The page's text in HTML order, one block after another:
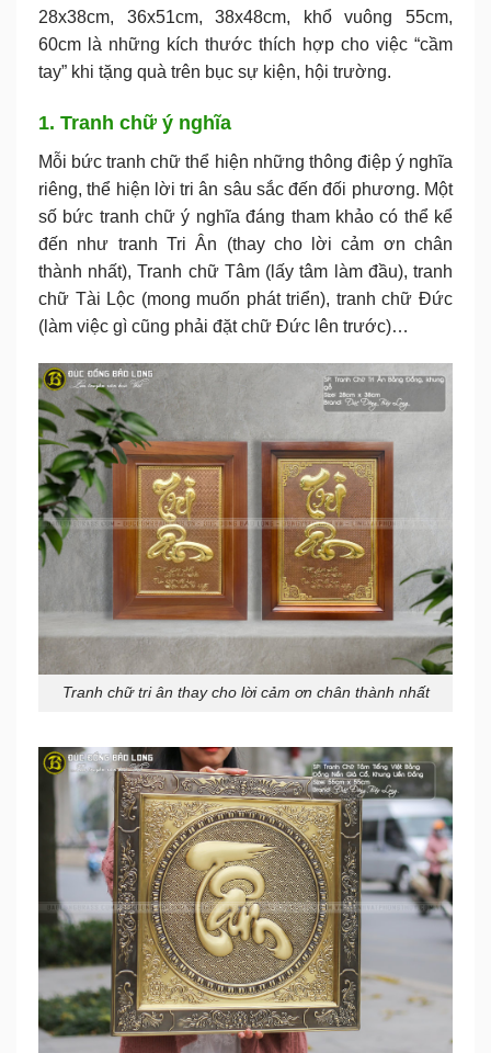
28x38cm, 36x51cm, 38x48cm, khổ vuông 55cm,
60cm là những kích thước thích hợp cho việc “cầm
tay” khi tặng quà trên bục sự kiện, hội trường.
1. Tranh chữ ý nghĩa
Mỗi bức tranh chữ thể hiện những thông điệp ý nghĩa
riêng, thể hiện lời tri ân sâu sắc đến đối phương. Một
số bức tranh chữ ý nghĩa đáng tham khảo có thể kể
đến như tranh Tri Ân (thay cho lời cảm ơn chân
thành nhất), Tranh chữ Tâm (lấy tâm làm đầu), tranh
chữ Tài Lộc (mong muốn phát triển), tranh chữ Đức
(làm việc gì cũng phải đặt chữ Đức lên trước)…
Tranh chữ tri ân thay cho lời cảm ơn chân thành nhất